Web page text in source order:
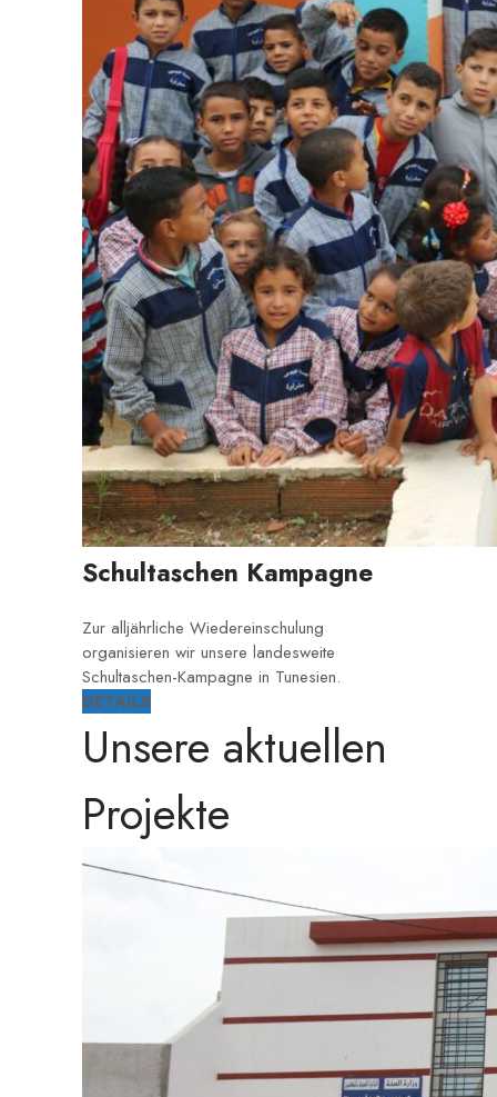
Schultaschen Kampagne
Zur alljährliche Wiedereinschulung
organisieren wir unsere landesweite
Schultaschen-Kampagne in Tunesien.
DETAILS
Unsere aktuellen
Projekte